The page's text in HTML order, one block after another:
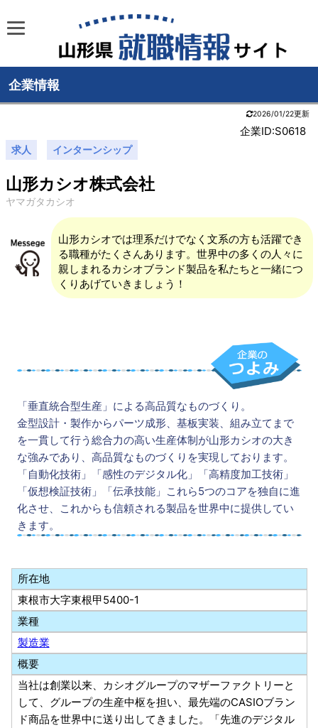
企業情報
2026/01/22更新
企業ID:S0618
求人 インターンシップ
山形カシオ株式会社
ヤマガタカシオ
山形カシオでは理系だけでなく文系の方も活躍でき
る職種がたくさんあります。世界中の多くの人々に
親しまれるカシオブランド製品を私たちと一緒につ
くりあげていきましょう！
「垂直統合型生産」による高品質なものづくり。
金型設計・製作からパーツ成形、基板実装、組み立てまで
を一貫して行う総合力の高い生産体制が山形カシオの大き
な強みであり、高品質なものづくりを実現しております。
「自動化技術」「感性のデジタル化」「高精度加工技術」
「仮想検証技術」「伝承技能」これら5つのコアを独自に進
化させ、これからも信頼される製品を世界中に提供してい
きます。
所在地
東根市大字東根甲5400-1
業種
製造業
概要
当社は創業以来、カシオグループのマザーファクトリーと
して、グループの生産中枢を担い、最先端のCASIOブラン
ド商品を世界中に送り出してきました。「先進のデジタル